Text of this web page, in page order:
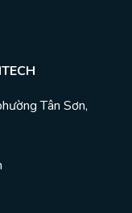
Tân Sơn,